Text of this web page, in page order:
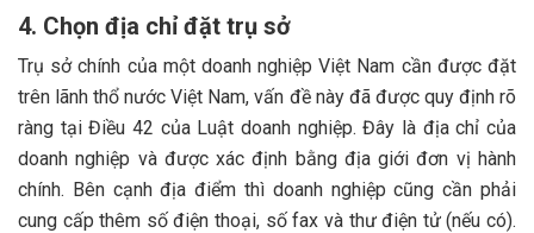
4. Chọn địa chỉ đặt trụ sở
Trụ sở chính của một doanh nghiệp Việt Nam cần được đặt
trên lãnh thổ nước Việt Nam, vấn đề này đã được quy định rõ
ràng tại Điều 42 của Luật doanh nghiệp. Đây là địa chỉ của
doanh nghiệp và được xác định bằng địa giới đơn vị hành
chính. Bên cạnh địa điểm thì doanh nghiệp cũng cần phải
cung cấp thêm số điện thoại, số fax và thư điện tử (nếu có).